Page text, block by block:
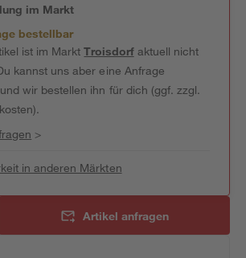
im Markt
bestellbar
ist im MarktTroisdorfaktuell nicht
kannst uns aber eine Anfrage
wir bestellen ihn für dich (ggf. zzgl.
>
in anderen Märkten
Artikel anfragen